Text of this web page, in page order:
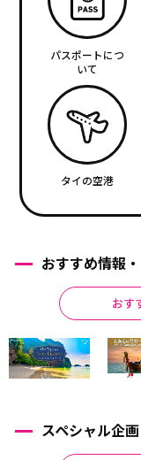
パスポートにつ
いて
タイの空港
おすすめ情報
おす
スペシャル企画